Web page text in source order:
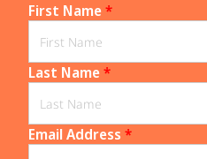
First Name*
Last Name*
Email Address *